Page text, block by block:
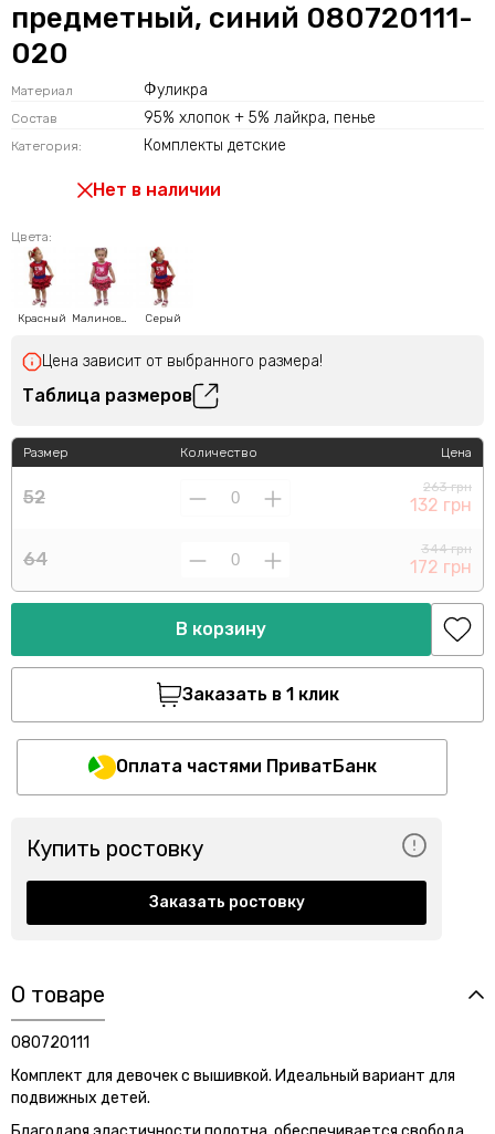
предметный, синий 080720111-
020
Материал Фуликра
Состав 95% хлопок + 5% лайкра, пенье
Категория: Комплекты детские
Нет в наличии
Цвета:
Красный Малиновый Серый
Цена зависит от выбранного размера!
Таблица размеров
Размер
52
64
Количество Цена
263 грн
132 грн
344 грн
172 грн
В корзину
Заказать в 1 клик
Оплата частями ПриватБанк
Купить ростовку
Заказать ростовку
О товаре
080720111
Комплект для девочек с вышивкой. Идеальный вариант для
подвижных детей.